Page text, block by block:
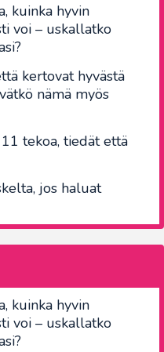
kuinka hyvin
voi – uskallatko
kertovat hyvästä
nämä myös
tekoa, tiedät että
jos haluat
kuinka hyvin
voi – uskallatko